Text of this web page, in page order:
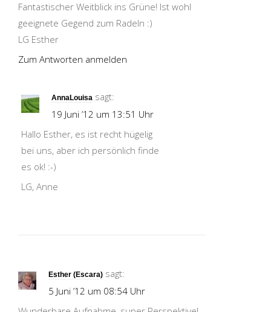
Fantastischer Weitblick ins Grüne! Ist wohl
geeignete Gegend zum Radeln :)
LG Esther
Zum Antworten anmelden
AnnaLouisa sagt:
19 Juni ’12 um 13:51 Uhr
Hallo Esther, es ist recht hügelig
bei uns, aber ich persönlich finde
es ok! :-)
LG, Anne
Esther (Escara) sagt:
5 Juni ’12 um 08:54 Uhr